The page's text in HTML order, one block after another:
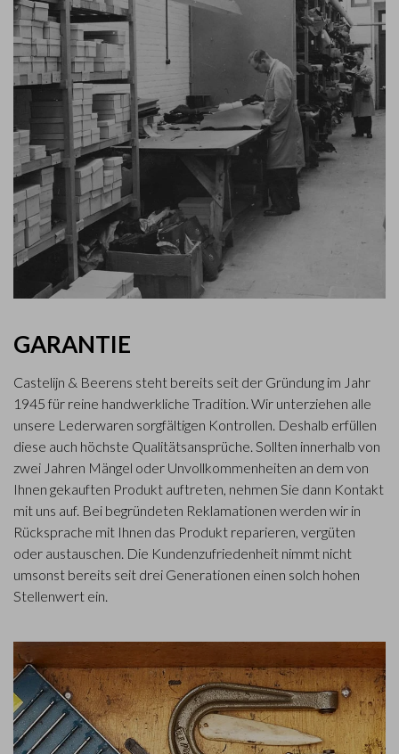
GARANTIE
Castelijn & Beerens steht bereits seit der Gründung im Jahr
1945 für reine handwerkliche Tradition. Wir unterziehen alle
unsere Lederwaren sorgfältigen Kontrollen. Deshalb erfüllen
diese auch höchste Qualitätsansprüche. Sollten innerhalb von
zwei Jahren Mängel oder Unvollkommenheiten an dem von
Ihnen gekauften Produkt auftreten, nehmen Sie dann Kontakt
mit uns auf. Bei begründeten Reklamationen werden wir in
Rücksprache mit Ihnen das Produkt reparieren, vergüten
oder austauschen. Die Kundenzufriedenheit nimmt nicht
umsonst bereits seit drei Generationen einen solch hohen
Stellenwert ein.